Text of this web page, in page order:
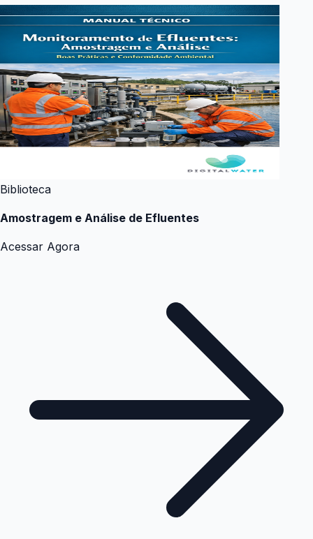
Biblioteca
Amostragem e Análise de Efluentes
Acessar Agora